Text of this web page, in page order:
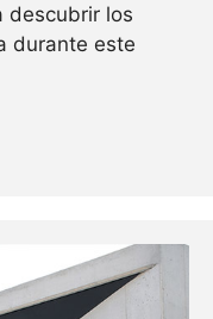
descubrir los
durante este